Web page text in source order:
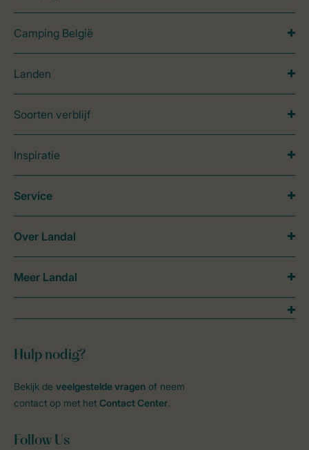
Camping België
Landen
Soorten verblijf
Inspiratie
Hulp nodig?
Bekijk de veelgestelde vragen of neem
contact op met het Contact Center.
Follow Us
Service
Over Landal
Meer Landal